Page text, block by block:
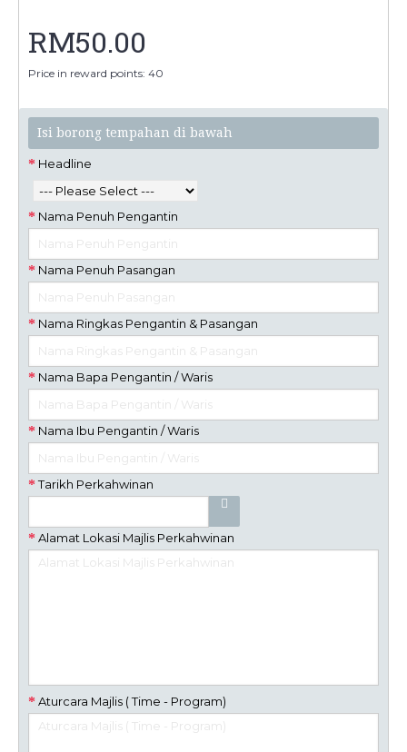
RM50.00
Price in reward points: 40
Isi borong tempahan di bawah
Headline
Nama Penuh Pengantin
Nama Penuh Pasangan
Nama Ringkas Pengantin & Pasangan
Nama Bapa Pengantin / Waris
Nama Ibu Pengantin / Waris
Tarikh Perkahwinan
Alamat Lokasi Majlis Perkahwinan
Aturcara Majlis ( Time - Program)